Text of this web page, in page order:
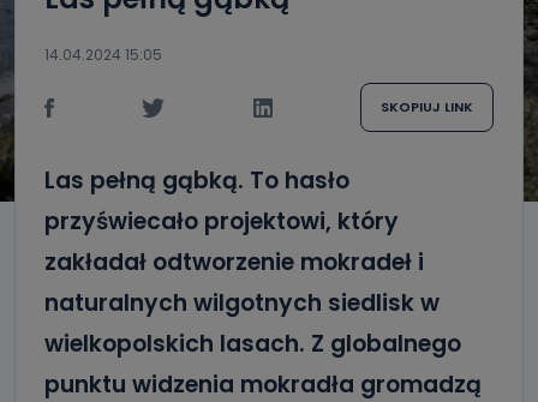
14.04.2024 15:05
SKOPIUJ LINK
Las pełną gąbką. To hasło
przyświecało projektowi, który
zakładał odtworzenie mokradeł i
naturalnych wilgotnych siedlisk w
wielkopolskich lasach. Z globalnego
punktu widzenia mokradła gromadzą